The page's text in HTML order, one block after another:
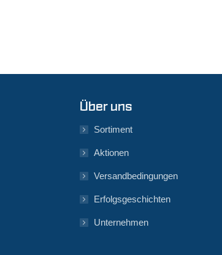
Über uns
Sortiment
Aktionen
Versandbedingungen
Erfolgsgeschichten
Unternehmen